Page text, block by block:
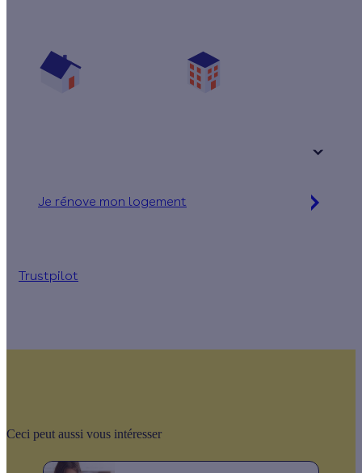
Je rénove mon logement
Trustpilot
Ceci peut aussi vous intéresser